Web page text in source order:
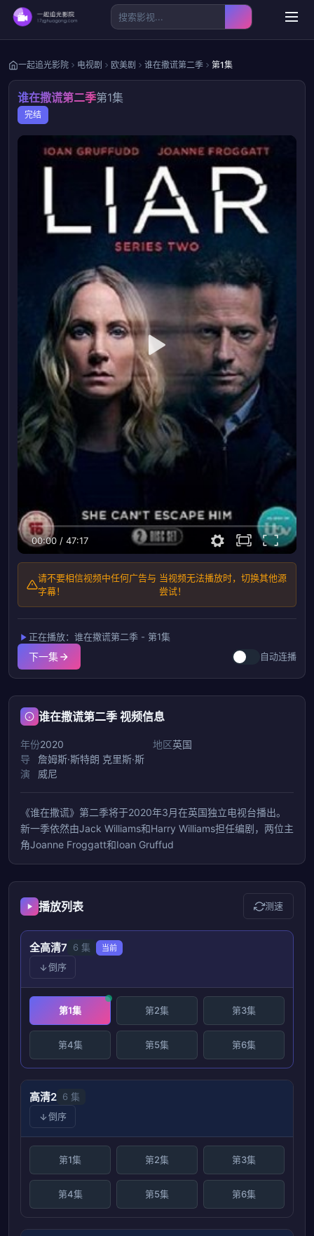
一起追光影院 电视剧 欧美剧 谁在撒谎第二季 第1集
谁在撒谎第二季第1集
完结
00:00 / 47:17
请不要相信视频中任何广告与
字幕！
当视频无法播放时，切换其他源
尝试！
正在播放：谁在撒谎第二季 - 第1集
下一集 自动连播
谁在撒谎第二季 视频信息
年份2020 地区英国
导
演
詹姆斯·斯特朗 克里斯·斯
威尼
《谁在撒谎》第二季将于2020年3月在英国独立电视台播出。
新一季依然由Jack Williams和Harry Williams担任编剧，两位主
角Joanne Froggatt和Ioan Gruffud
播放列表 测速
全高清7 6 集 当前
倒序
第1集 第2集 第3集
第4集 第5集 第6集
高清2 6 集
倒序
第1集 第2集 第3集
第4集 第5集 第6集